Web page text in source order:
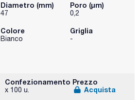
Diametro (mm)
47
Poro (µm)
0,2
Colore
Bianco
Griglia
-
Confezionamento
x 100 u.
Prezzo
Acquista